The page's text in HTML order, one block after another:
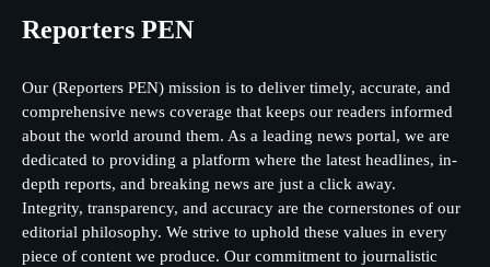
Reporters PEN
Our (Reporters PEN) mission is to deliver timely, accurate, and
comprehensive news coverage that keeps our readers informed
about the world around them. As a leading news portal, we are
dedicated to providing a platform where the latest headlines, in-
depth reports, and breaking news are just a click away.
Integrity, transparency, and accuracy are the cornerstones of our
editorial philosophy. We strive to uphold these values in every
piece of content we produce. Our commitment to journalistic